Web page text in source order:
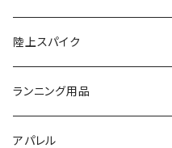
FOOTMAX（フットマックス）
SIDAS（シダス）
MIZUNO（ミズノ）
adidas
THE NORTH FACE
asics
YONEX
MIZUNO
VIKING
YONEX
On
VIKING
陸上スパイク
asics
adidas
ランニング用品
インソール
アパレル